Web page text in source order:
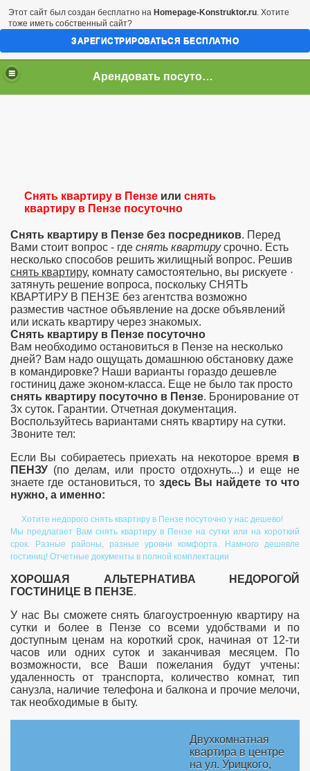
Apeндoвaть пocутoчнo.квapтирa в Пeнзe!!!
Снять квартиру в Пензе или снять
квартиру в Пензе посуточно
Снять квартиру в Пензе без посредников. Перед
Вами стоит вопрос - где снять квартирусрочно. Есть
несколько способов решить жилищный вопрос. Решив
снять квартиру, комнату самостоятельно, вы рискуете ·
затянуть решение вопроса, поскольку СНЯТЬ
КВАРТИРУ В ПЕНЗЕ без агентства возможно
разместив частное объявление на доске объявлений
или искать квартиру через знакомых.
Снять квартиру в Пензе посуточно
Вам необходимо остановиться в Пензе на несколько
дней? Вам надо ощущать домашнюю обстановку даже
в командировке? Наши варианты гораздо дешевле
гостиниц даже эконом-класса. Еще не было так просто
снять квартиру посуточно в Пензе. Бронирование от
3х суток. Гарантии. Отчетная документация.
Воспользуйтесь вариантами снять квартиру на сутки.
Звоните тел:
Если Вы собираетесь приехать на некоторое время в
ПЕНЗУ (по делам, или просто отдохнуть...) и еще не
знаете где остановиться, то здесь Вы найдете то что
нужно, а именно:
Хотите недорого снять квартиру в Пензе посуточно у нас дешево!
Мы предлагает Вам снять квартиру в Пензе на сутки или на короткий
срок. Разные районы, разные уровни комфорта. Намного дешевле
гостиниц! Отчетные документы в полной комплектации
ХОРОШАЯ АЛЬТЕРНАТИВА НЕДОРОГОЙ
ГОСТИНИЦЕ В ПЕНЗЕ.
У нас Вы сможете снять благоустроенную квартиру на
сутки и более в Пензе со всеми удобствами и по
доступным ценам на короткий срок, начиная от 12-ти
часов или одних суток и заканчивая месяцем. По
возможности, все Ваши пожелания будут учтены:
удаленность от транспорта, количество комнат, тип
санузла, наличие телефона и балкона и прочие мелочи,
так необходимые в быту.
Двухкомнатная
квартира в центре
на ул. Урицкого,
Этот сайт был создан бесплатно на Homepage-Konstruktor.ru. Хотите
тоже иметь собственный сайт?
ЗАРЕГИСТРИРОВАТЬСЯ БЕСПЛАТНО